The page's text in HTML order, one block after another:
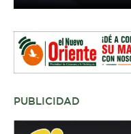
PUBLICIDAD